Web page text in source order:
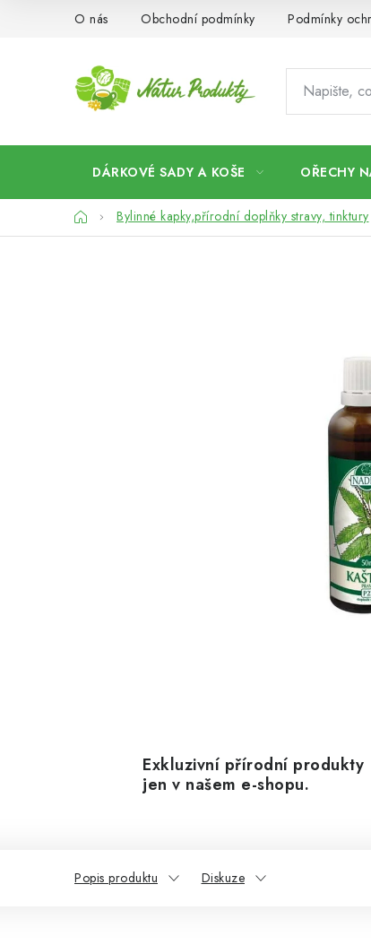
O nás Obchodní podmínky Podmínky
DÁRKOVÉ SADY A KOŠE OŘECHY
DomůBylinné kapky,přírodní doplňky stravy, tinktury
Exkluzivní přírodní produkty
jen v našem e-shopu.
Popis produktu Diskuze